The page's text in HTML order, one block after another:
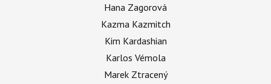
Hana Zagorová
Kazma Kazmitch
Kim Kardashian
Karlos Vémola
Marek Ztracený